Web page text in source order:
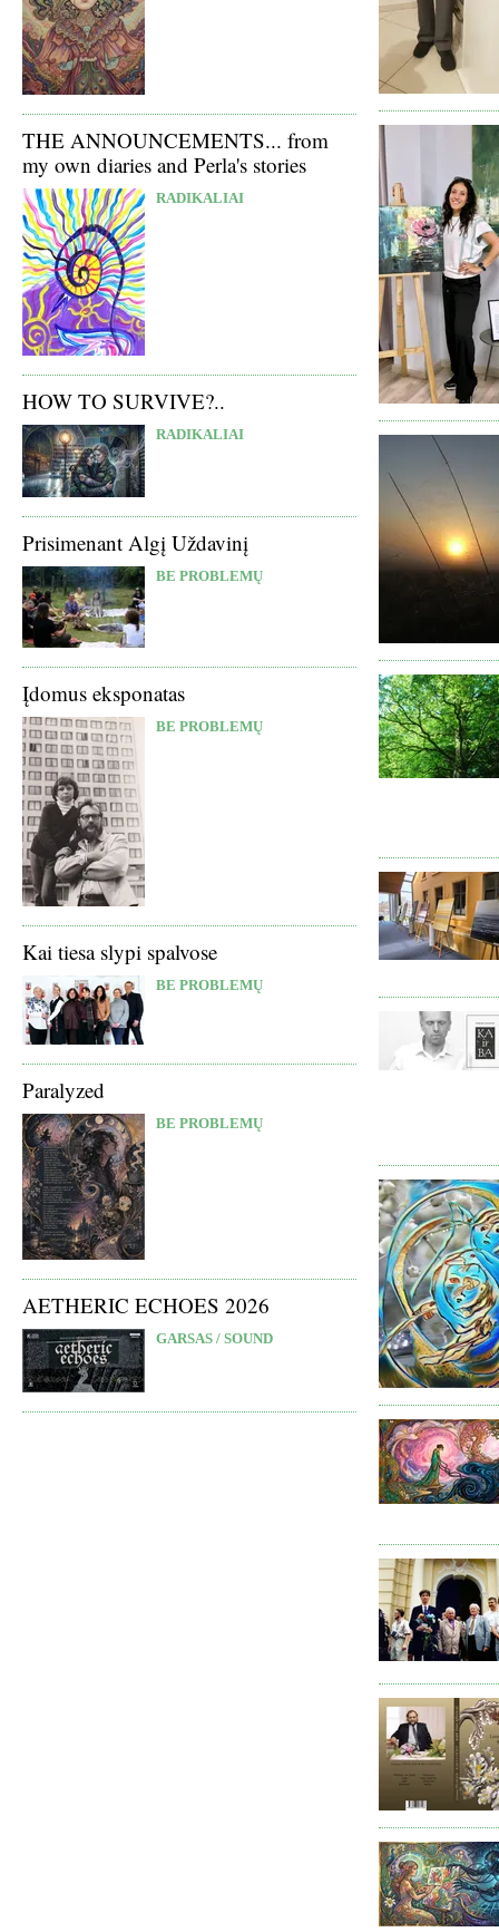
THE ANNOUNCEMENTS... from
my own diaries and Perla's stories
RADIKALIAI
HOW TO SURVIVE?..
RADIKALIAI
Prisimenant Algį Uždavinį
BE PROBLEMŲ
Įdomus eksponatas
BE PROBLEMŲ
Kai tiesa slypi spalvose
BE PROBLEMŲ
Paralyzed
BE PROBLEMŲ
AETHERIC ECHOES 2026
GARSAS / SOUND